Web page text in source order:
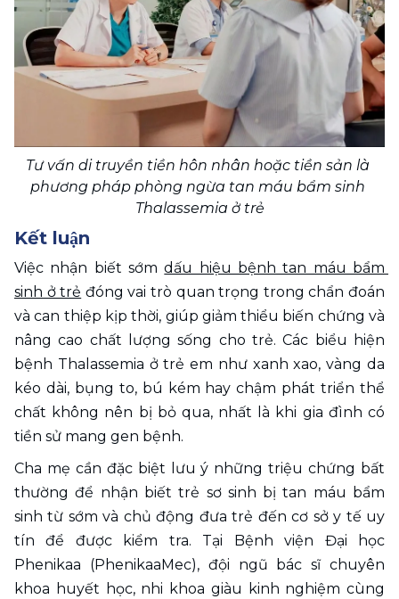
Tư vấn di truyền tiền hôn nhân hoặc tiền sản là
phương pháp phòng ngừa tan máu bẩm sinh
Thalassemia ở trẻ
Kết luận
Việc nhận biết sớm dấu hiệu bệnh tan máu bẩm
sinh ở trẻ đóng vai trò quan trọng trong chẩn đoán
và can thiệp kịp thời, giúp giảm thiểu biến chứng và
nâng cao chất lượng sống cho trẻ. Các biểu hiện
bệnh Thalassemia ở trẻ em như xanh xao, vàng da
kéo dài, bụng to, bú kém hay chậm phát triển thể
chất không nên bị bỏ qua, nhất là khi gia đình có
tiền sử mang gen bệnh.
Cha mẹ cần đặc biệt lưu ý những triệu chứng bất
thường để nhận biết trẻ sơ sinh bị tan máu bẩm
sinh từ sớm và chủ động đưa trẻ đến cơ sở y tế uy
tín để được kiểm tra. Tại Bệnh viện Đại học
Phenikaa (PhenikaaMec), đội ngũ bác sĩ chuyên
khoa huyết học, nhi khoa giàu kinh nghiệm cùng